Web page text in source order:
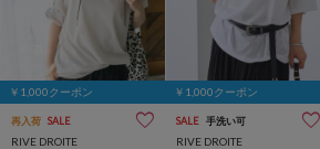
￥1,000クーポン
再入荷 SALE
RIVE DROITE
￥1,000クーポン
SALE 手洗い可
RIVE DROITE